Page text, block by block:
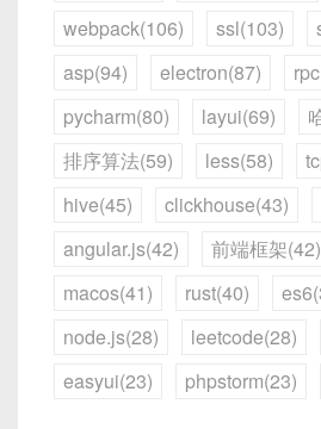
webpack(106)
ssl(103)
asp(94)
electron(87)
pycharm(80)
layui(69)
排序算法(59)
less(58)
hive(45)
clickhouse(43)
angular.js(42)
前端框架(42)
macos(41)
rust(40)
node.js(28)
leetcode(28)
easyui(23)
phpstorm(23)